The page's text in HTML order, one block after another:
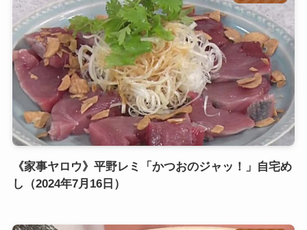
《家事ヤロウ》平野レミ「かつおのジャッ！」自宅め
し（2024年7月16日）